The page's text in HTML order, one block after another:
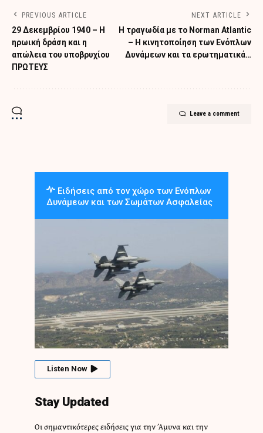
PREVIOUS ARTICLE
29 Δεκεμβρίου 1940 – Η
ηρωική δράση και η
απώλεια του υποβρυχίου
ΠΡΩΤΕΥΣ
NEXT ARTICLE
Η τραγωδία με το Norman Atlantic
– Η κινητοποίηση των Ενόπλων
Δυνάμεων και τα ερωτηματικά…
Leave a comment
Ειδήσεις από τον χώρο των Ενόπλων
Δυνάμεων και των Σωμάτων Ασφαλείας
Listen Now
Stay Updated
Οι σημαντικότερες ειδήσεις για την Άμυνα και την